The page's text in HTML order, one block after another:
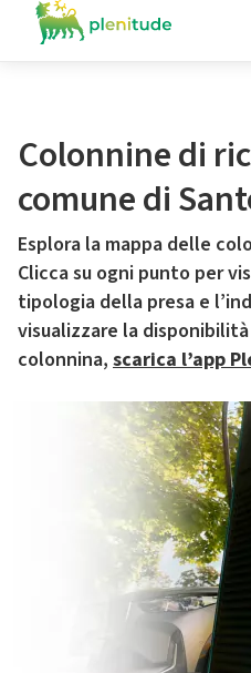
Colonnine di
comune di
Esplora la mappa delle
Clicca su ogni punto per
tipologia della presa e
visualizzare la
colonnina, scarica l’app